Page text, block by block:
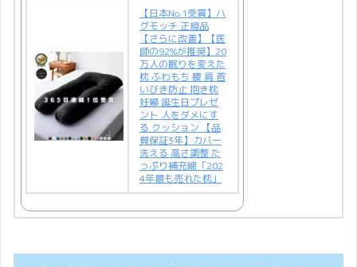
【日本No.1受賞】ハ
グモッチ 正規品
【さらに改善】【医
師の92%が推奨】20
万人の眠りを変えた
枕 ふわもち 腰 肩 首
いびき防止 抱き枕
妊婦 誕生日プレゼ
ント 人をダメにす
る クッション 【品
質保証3年】カバー
洗える 高さ調整 た
っぷり補充綿「202
4年最も売れた枕」